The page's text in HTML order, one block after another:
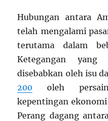
Hubungan antara
telah mengalami
terutama dalam
Ketegangan
disebabkan oleh isu
200 oleh
kepentingan
Perang dagang